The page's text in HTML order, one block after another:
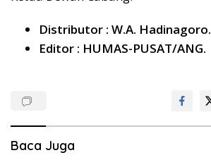
Distributor : W.A. Hadinagoro.
Editor : HUMAS-PUSAT/ANG.
Baca Juga